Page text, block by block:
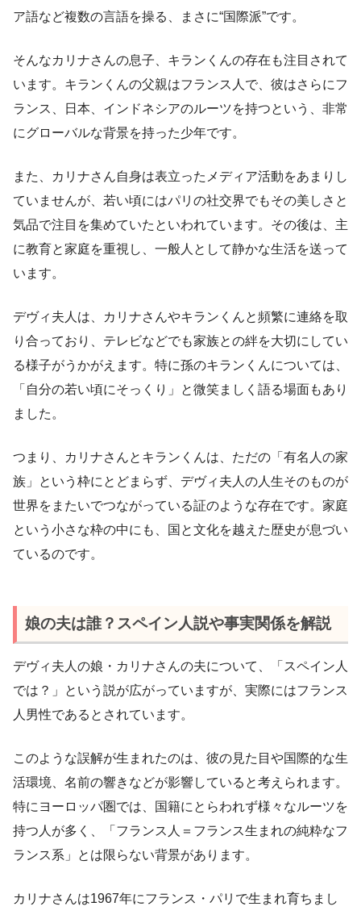
ア語など複数の言語を操る、まさに“国際派”です。
そんなカリナさんの息子、キランくんの存在も注目されて
います。キランくんの父親はフランス人で、彼はさらにフ
ランス、日本、インドネシアのルーツを持つという、非常
にグローバルな背景を持った少年です。
また、カリナさん自身は表立ったメディア活動をあまりし
ていませんが、若い頃にはパリの社交界でもその美しさと
気品で注目を集めていたといわれています。その後は、主
に教育と家庭を重視し、一般人として静かな生活を送って
います。
デヴィ夫人は、カリナさんやキランくんと頻繁に連絡を取
り合っており、テレビなどでも家族との絆を大切にしてい
る様子がうかがえます。特に孫のキランくんについては、
「自分の若い頃にそっくり」と微笑ましく語る場面もあり
ました。
つまり、カリナさんとキランくんは、ただの「有名人の家
族」という枠にとどまらず、デヴィ夫人の人生そのものが
世界をまたいでつながっている証のような存在です。家庭
という小さな枠の中にも、国と文化を越えた歴史が息づい
ているのです。
娘の夫は誰？スペイン人説や事実関係を解説
デヴィ夫人の娘・カリナさんの夫について、「スペイン人
では？」という説が広がっていますが、実際にはフランス
人男性であるとされています。
このような誤解が生まれたのは、彼の見た目や国際的な生
活環境、名前の響きなどが影響していると考えられます。
特にヨーロッパ圏では、国籍にとらわれず様々なルーツを
持つ人が多く、「フランス人＝フランス生まれの純粋なフ
ランス系」とは限らない背景があります。
カリナさんは1967年にフランス・パリで生まれ育ちまし